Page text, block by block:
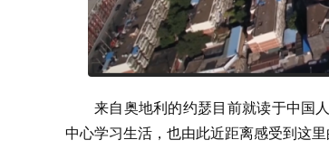
来自奥地利的约瑟目前就读于中国
中心学习生活，也由此近距离感受到这里